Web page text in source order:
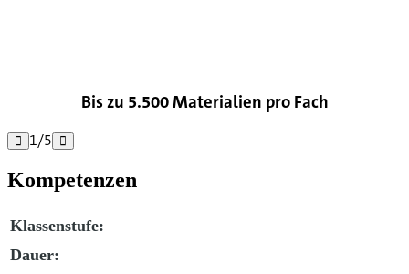
Bis zu 5.500 Materialien pro Fach
 1/5 
Kompetenzen
Klassenstufe:
Dauer: